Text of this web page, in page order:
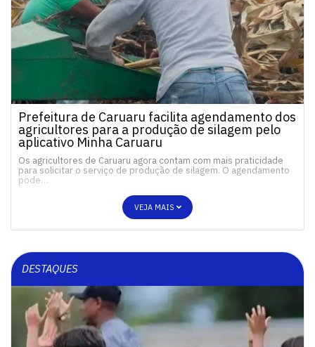
Prefeitura de Caruaru facilita agendamento dos
agricultores para a produção de silagem pelo
aplicativo Minha Caruaru
Os agricultores de Caruaru agora contam com mais praticidade
para solicitar o serviço de produção de silagem. O agendamento
pode…
VEJA MAIS
DESTAQUES